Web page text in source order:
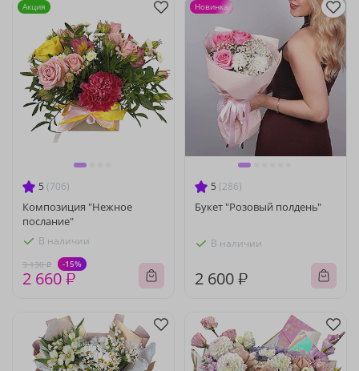
5 (706)
Композиция "Нежное
послание"
В наличии
3 130 ₽ -15%
2 660 ₽
Акция
5 (286)
Букет "Розовый полдень"
В наличии
2 600 ₽
Новинка